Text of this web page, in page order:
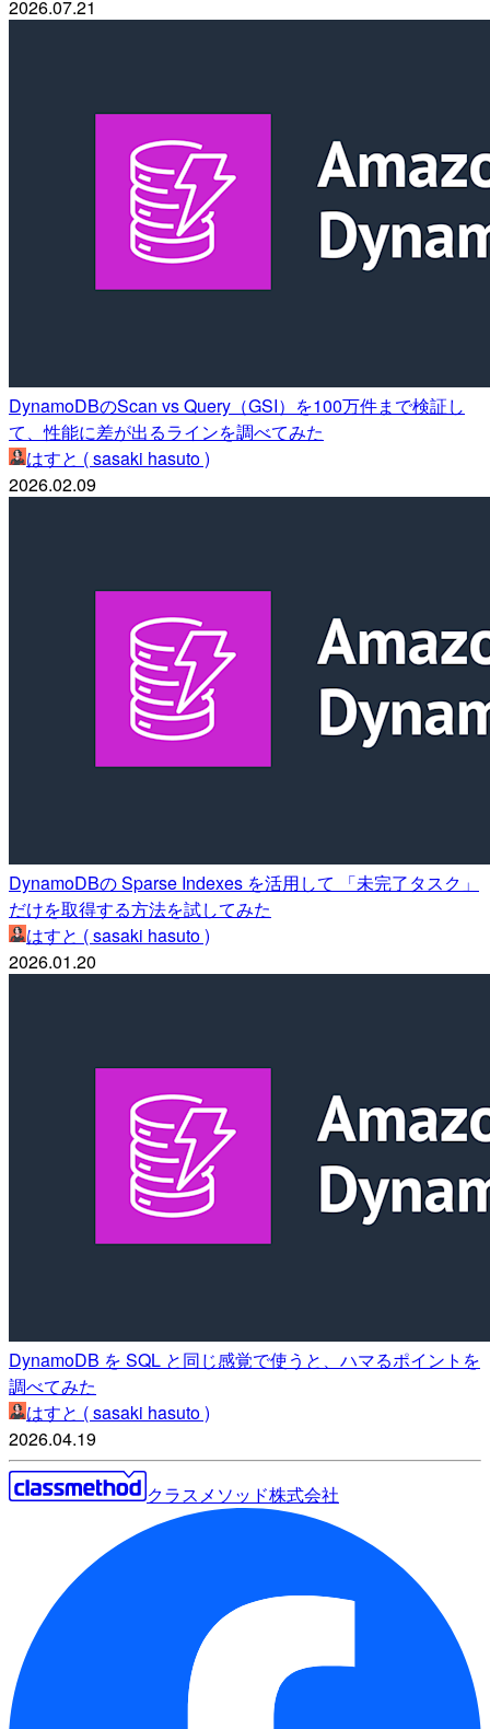
2026.07.21
DynamoDBのScan vs Query（GSI）を100万件まで検証し
て、性能に差が出るラインを調べてみた
はすと ( sasaki hasuto )
2026.02.09
DynamoDBの Sparse Indexes を活用して 「未完了タスク」
だけを取得する方法を試してみた
はすと ( sasaki hasuto )
2026.01.20
DynamoDB を SQL と同じ感覚で使うと、ハマるポイントを
調べてみた
はすと ( sasaki hasuto )
2026.04.19
クラスメソッド株式会社